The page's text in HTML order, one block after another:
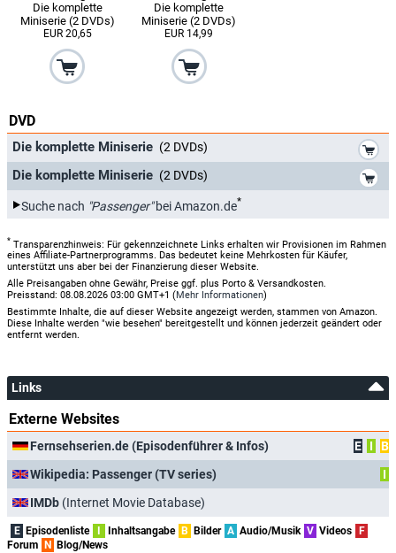
Die komplette
Miniserie (2 DVDs)
EUR 20,65
Die komplette
Miniserie (2 DVDs)
EUR 14,99
DVD
Die komplette Miniserie (2 DVDs)
Die komplette Miniserie (2 DVDs)
Suche nach "Passenger"bei Amazon.de*
* Transparenzhinweis: Für gekennzeichnete Links erhalten wir Provisionen im Rahmen
eines Affiliate-Partnerprogramms. Das bedeutet keine Mehrkosten für Käufer,
unterstützt uns aber bei der Finanzierung dieser Website.
Alle Preisangaben ohne Gewähr, Preise ggf. plus Porto & Versandkosten.
Preisstand: 08.08.2026 03:00 GMT+1 (Mehr Informationen)
Bestimmte Inhalte, die auf dieser Website angezeigt werden, stammen von Amazon.
Diese Inhalte werden "wie besehen" bereitgestellt und können jederzeit geändert oder
entfernt werden.
Links
Externe Websites
Fernsehserien.de (Episodenführer & Infos) E I
B
Wikipedia: Passenger (TV series)
I
IMDb (Internet Movie Database)
E Episodenliste Inhaltsangabe B Bilder A Audio/Musik V Videos
F
Forum
N Blog/News